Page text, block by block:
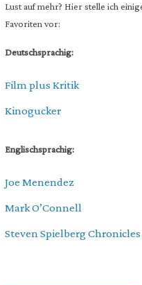
Lust auf mehr? Hier stelle ich
Favoriten vor:
Deutschsprachig:
Film plus Kritik
Kinogucker
Englischsprachig:
Joe Menendez
Mark O’Connell
Steven Spielberg Chronicles